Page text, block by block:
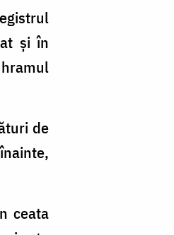
și în
de
ceata